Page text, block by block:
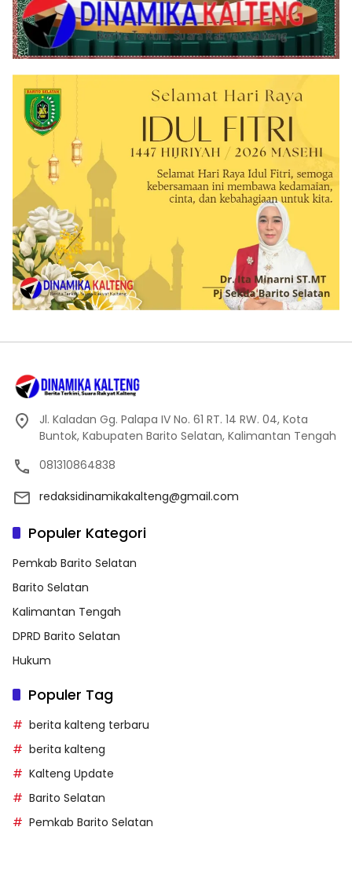
Jl. Kaladan Gg. Palapa IV No. 61 RT. 14 RW. 04, Kota
Buntok, Kabupaten Barito Selatan, Kalimantan Tengah
081310864838
redaksidinamikakalteng@gmail.com
Populer Kategori
Pemkab Barito Selatan
Barito Selatan
Kalimantan Tengah
DPRD Barito Selatan
Hukum
Populer Tag
berita kalteng terbaru
berita kalteng
Kalteng Update
Barito Selatan
Pemkab Barito Selatan